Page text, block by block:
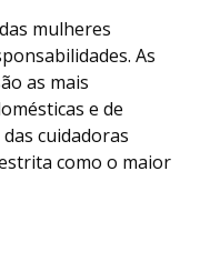
mulheres
As
as mais
e de
das cuidadoras
como o maior